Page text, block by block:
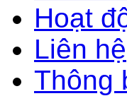
Hoạt
Liên hệ
Thông